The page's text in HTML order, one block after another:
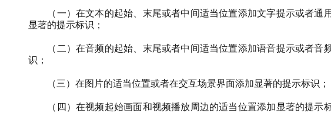
（一）在文本的起始、末尾或者中间适当位置添加文字提示或者
显著的提示标识；
（二）在音频的起始、末尾或者中间适当位置添加语音提示或者
识；
（三）在图片的适当位置或者在交互场景界面添加显著的提示标识；
（四）在视频起始画面和视频播放周边的适当位置添加显著的提